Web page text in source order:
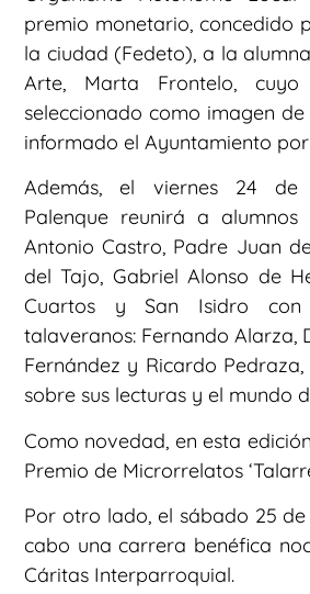
premio monetario, concedido
la ciudad (Fedeto), a la
Arte, Marta Frontelo,
seleccionado como imagen
informado el Ayuntamiento
Además, el viernes 24
Palenque reunirá a
Antonio Castro, Padre Juan
del Tajo, Gabriel Alonso de
Cuartos y San Isidro con
talaveranos: Fernando Alarza,
Fernández y Ricardo
sobre sus lecturas y el mundo
Como novedad, en esta
Premio de Microrrelatos
Por otro lado, el sábado 25
cabo una carrera benéfica
Cáritas Interparroquial.